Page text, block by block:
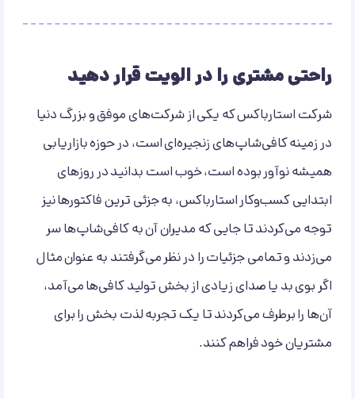
راحتی مشتری را در الویت قرار دهید
شرکت استارباکس که یکی از شرکت‌های موفق و بزرگ دنیا
در زمینه کافی‌شاپ‌های زنجیره‌ای است، در حوزه بازاریابی
همیشه نوآور بوده است، خوب است بدانید در روزهای
ابتدایی کسب‌وکار استارباکس، به جزئی ترین فاکتورها نیز
توجه می‌کردند تا جایی که مدیران آن به کافی‌شاپ‌ها سر
می‌زدند و تمامی جزئیات را در نظر می‌گرفتند به عنوان مثال
اگر بوی بد یا صدای زیادی از بخش تولید کافی‌ها می‌آمد،
آن‌ها را برطرف می‌کردند تا یک تجربه لذت بخش را برای
مشتریان خود فراهم کنند.